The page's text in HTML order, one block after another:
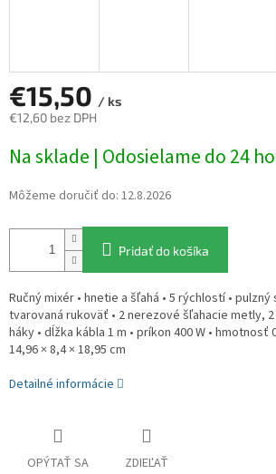
€15,50 / ks
€12,60 bez DPH
cena:
Na sklade | Odosielame do 24
Môžeme doručiť do: 12.8.2026
Pridať do košíka
Ručný mixér • hnetie a šľahá • 5 rýchlostí •
tvarovaná rukoväť • 2 nerezové šľahacie metly,
háky • dĺžka kábla 1 m • príkon 400 W • hmotnosť
14,96 × 8,4 × 18,95 cm
Detailné informácie
OPÝTAŤ SA ZDIEĽAŤ